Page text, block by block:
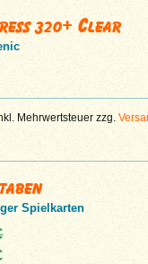
320+ Clear
Mehrwertsteuer zzg.
Spielkarten